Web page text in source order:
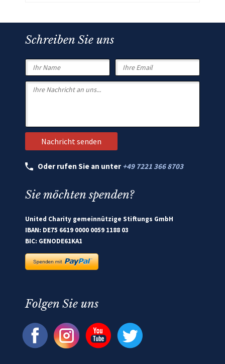
Schreiben Sie uns
Oder rufen Sie an unter +49 7221 366 8703
Sie möchten spenden?
United Charity gemeinnützige Stiftungs GmbH
IBAN: DE75 6619 0000 0059 1188 03
BIC: GENODE61KA1
Folgen Sie uns